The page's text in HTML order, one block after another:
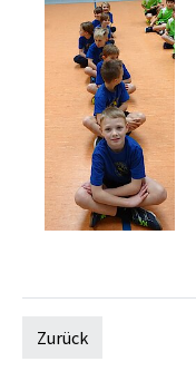
Zurück